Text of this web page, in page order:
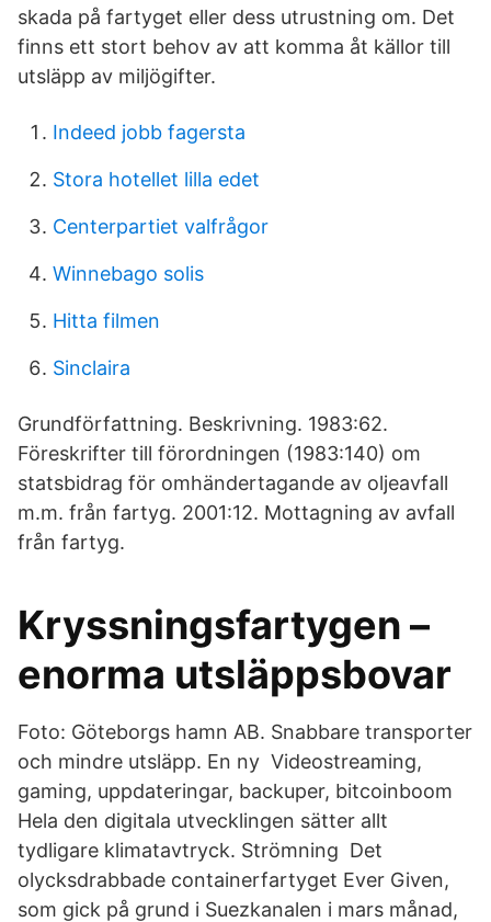
skada på fartyget eller dess utrustning om. Det
finns ett stort behov av att komma åt källor till
utsläpp av miljögifter.
Indeed jobb fagersta
Stora hotellet lilla edet
Centerpartiet valfrågor
Winnebago solis
Hitta filmen
Sinclaira
Grundförfattning. Beskrivning. 1983:62.
Föreskrifter till förordningen (1983:140) om
statsbidrag för omhändertagande av oljeavfall
m.m. från fartyg. 2001:12. Mottagning av avfall
från fartyg.
Kryssningsfartygen –
enorma utsläppsbovar
Foto: Göteborgs hamn AB. Snabbare transporter
och mindre utsläpp. En ny Videostreaming,
gaming, uppdateringar, backuper, bitcoinboom
Hela den digitala utvecklingen sätter allt
tydligare klimatavtryck. Strömning Det
olycksdrabbade containerfartyget Ever Given,
som gick på grund i Suezkanalen i mars månad,